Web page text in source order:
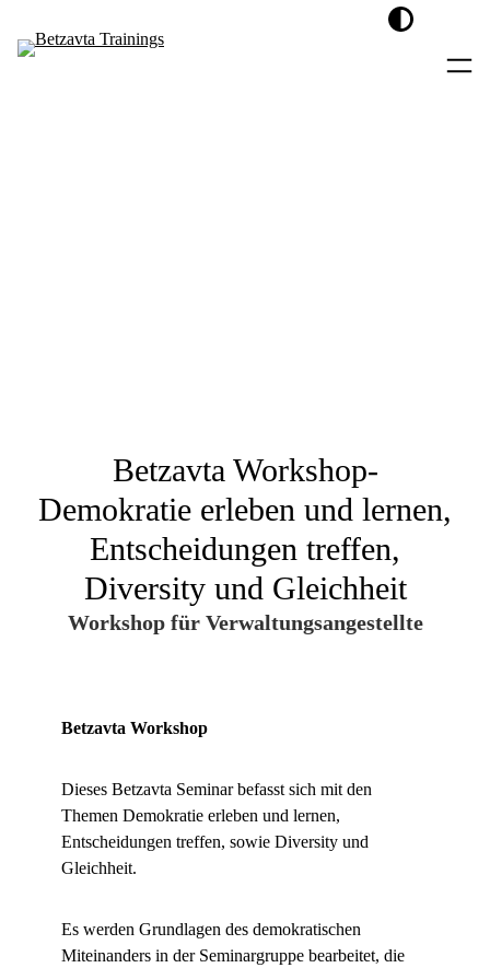
Betzavta Workshop-
Demokratie erleben und lernen,
Entscheidungen treffen,
Diversity und Gleichheit
Workshop für Verwaltungsangestellte
Betzavta Workshop
Dieses Betzavta Seminar befasst sich mit den
Themen Demokratie erleben und lernen,
Entscheidungen treffen, sowie Diversity und
Gleichheit.
Es werden Grundlagen des demokratischen
Miteinanders in der Seminargruppe bearbeitet, die